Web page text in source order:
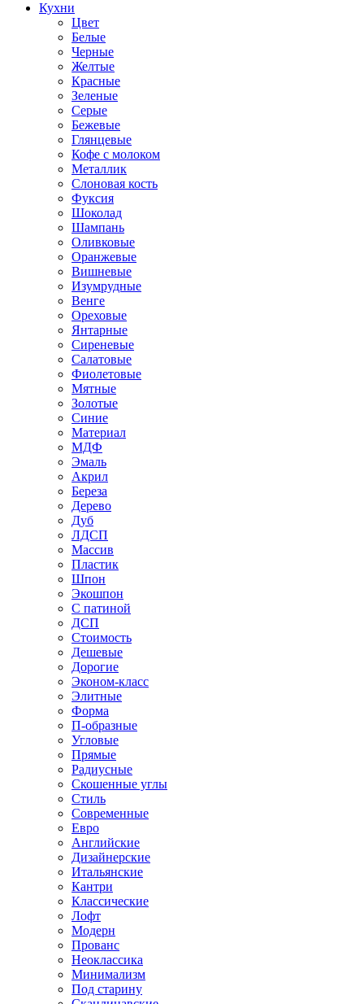
Кухни
Цвет
Белые
Черные
Желтые
Красные
Зеленые
Серые
Бежевые
Глянцевые
Кофе с молоком
Металлик
Слоновая кость
Фуксия
Шоколад
Шампань
Оливковые
Оранжевые
Вишневые
Изумрудные
Венге
Ореховые
Янтарные
Сиреневые
Салатовые
Фиолетовые
Мятные
Золотые
Синие
Материал
МДФ
Эмаль
Акрил
Береза
Дерево
Дуб
ЛДСП
Массив
Пластик
Шпон
Экошпон
С патиной
ДСП
Стоимость
Дешевые
Дорогие
Эконом-класс
Элитные
Форма
П-образные
Угловые
Прямые
Радиусные
Скошенные углы
Стиль
Современные
Евро
Английские
Дизайнерские
Итальянские
Кантри
Классические
Лофт
Модерн
Прованс
Неоклассика
Минимализм
Под старину